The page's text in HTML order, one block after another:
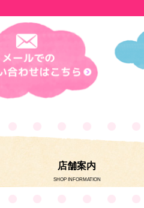
店舗案内
SHOP INFORMATION